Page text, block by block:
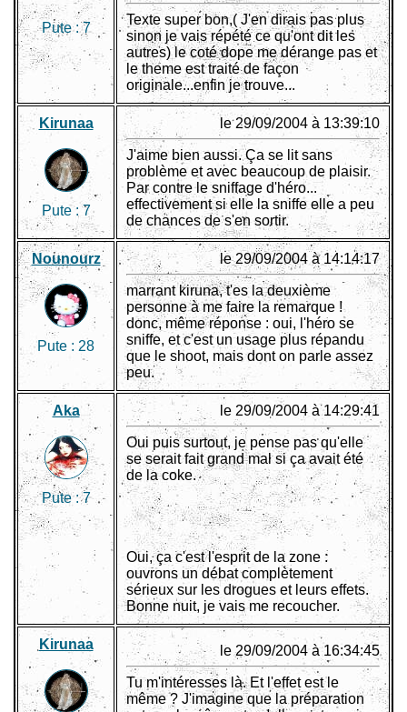
Pute :7
Texte super bon,( J'en dirais pas plus
sinon je vais répété ce qu'ont dit les
autres) le coté dope me dérange pas et
le theme est traité de façon
originale...enfin je trouve...
Kirunaa
Pute :7
le 29/09/2004 à 13:39:10
J'aime bien aussi. Ça se lit sans
problème et avec beaucoup de plaisir.
Par contre le sniffage d'héro...
effectivement si elle la sniffe elle a peu
de chances de s'en sortir.
Nounourz
Pute : 28
le 29/09/2004 à 14:14:17
marrant kiruna, t'es la deuxième
personne à me faire la remarque !
donc, même réponse : oui, l'héro se
sniffe, et c'est un usage plus répandu
que le shoot, mais dont on parle assez
peu.
Aka
Pute :7
le 29/09/2004 à 14:29:41
Oui puis surtout, je pense pas qu'elle
se serait fait grand mal si ça avait été
de la coke.
Oui, ça c'est l'esprit de la zone :
ouvrons un débat complètement
sérieux sur les drogues et leurs effets.
Bonne nuit, je vais me recoucher.
Kirunaa le 29/09/2004 à 16:34:45
Tu m'intéresses là. Et l'effet est le
même ? J'imagine que la préparation